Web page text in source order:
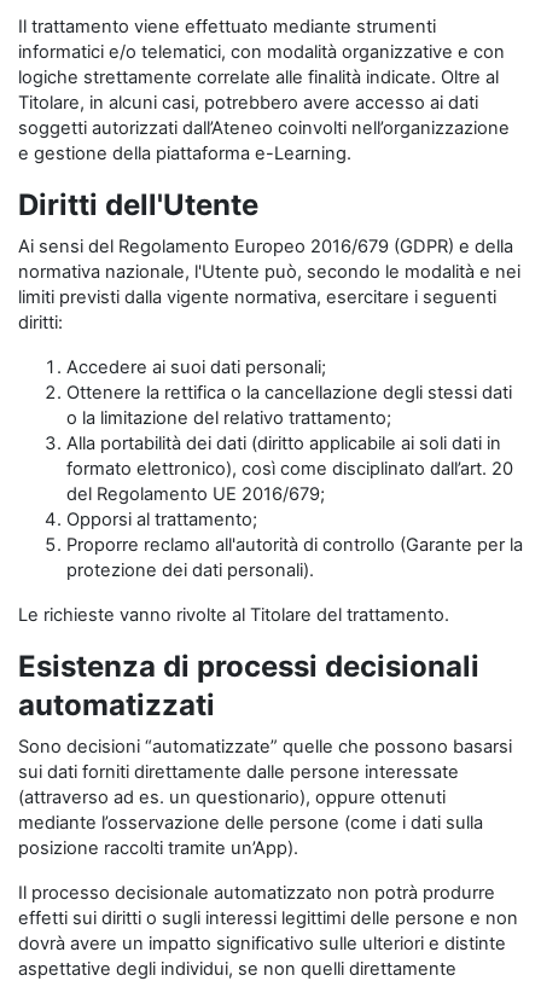
Il trattamento viene effettuato mediante strumenti
informatici e/o telematici, con modalità organizzative e con
logiche strettamente correlate alle finalità indicate. Oltre al
Titolare, in alcuni casi, potrebbero avere accesso ai dati
soggetti autorizzati dall’Ateneo coinvolti nell’organizzazione
e gestione della piattaforma e-Learning.
Diritti dell'Utente
Ai sensi del Regolamento Europeo 2016/679 (GDPR) e della
normativa nazionale, l'Utente può, secondo le modalità e nei
limiti previsti dalla vigente normativa, esercitare i seguenti
diritti:
Accedere ai suoi dati personali;
Ottenere la rettifica o la cancellazione degli stessi dati
o la limitazione del relativo trattamento;
Alla portabilità dei dati (diritto applicabile ai soli dati in
formato elettronico), così come disciplinato dall’art. 20
del Regolamento UE 2016/679;
Opporsi al trattamento;
Proporre reclamo all'autorità di controllo (Garante per la
protezione dei dati personali).
Le richieste vanno rivolte al Titolare del trattamento.
Esistenza di processi decisionali
automatizzati
Sono decisioni “automatizzate” quelle che possono basarsi
sui dati forniti direttamente dalle persone interessate
(attraverso ad es. un questionario), oppure ottenuti
mediante l’osservazione delle persone (come i dati sulla
posizione raccolti tramite un’App).
Il processo decisionale automatizzato non potrà produrre
effetti sui diritti o sugli interessi legittimi delle persone e non
dovrà avere un impatto significativo sulle ulteriori e distinte
aspettative degli individui, se non quelli direttamente